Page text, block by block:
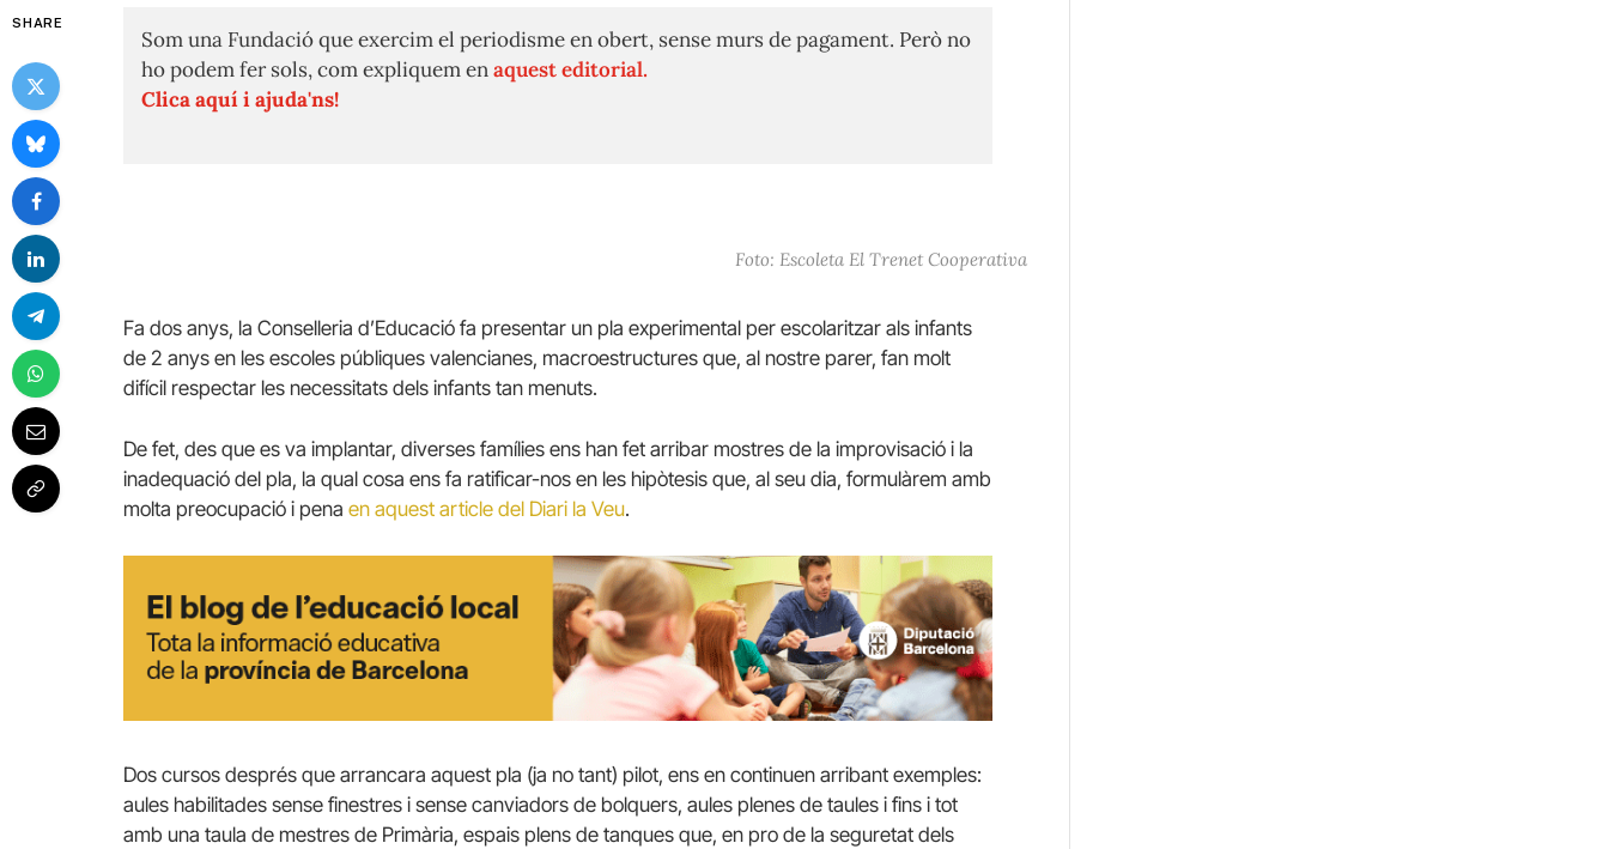
SHARE
Som una Fundació que exercim el periodisme en obert, sense murs de pagament. Però no
ho podem fer sols, com expliquem enaquest editorial.
Clica aquí i ajuda'ns!
Foto: Escoleta El Trenet Cooperativa
Fa dos anys, la Conselleria d’Educació fa presentar un pla experimental per escolaritzar als infants
de 2 anys en les escoles públiques valencianes, macroestructures que, al nostre parer, fan molt
difícil respectar les necessitats dels infants tan menuts.
De fet, des que es va implantar, diverses famílies ens han fet arribar mostres de la improvisació i la
inadequació del pla, la qual cosa ens fa ratificar-nos en les hipòtesis que, al seu dia, formulàrem amb
molta preocupació i pena en aquest article del Diari la Veu.
Dos cursos després que arrancara aquest pla (ja no tant) pilot, ens en continuen arribant exemples:
aules habilitades sense finestres i sense canviadors de bolquers, aules plenes de taules i fins i tot
amb una taula de mestres de Primària, espais plens de tanques que, en pro de la seguretat dels